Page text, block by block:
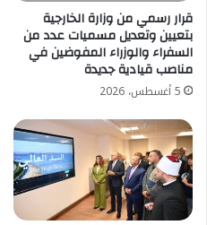
قرار رسمي من وزارة الخارجية
بتعيين وتعديل مسميات عدد من
السفراء والوزراء المفوضين في
مناصب قيادية جديدة
5 أغسطس، 2026